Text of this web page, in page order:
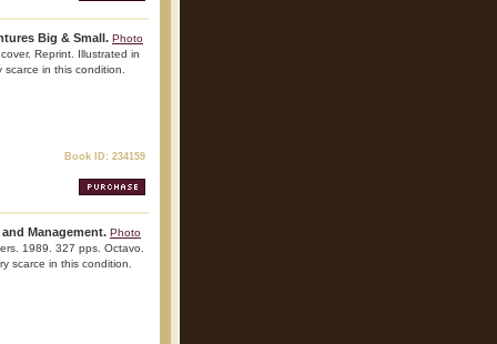
Big & Small. Photo
Reprint. Illustrated in
in this condition.
Book ID: 234159
Management. Photo
1989. 327 pps. Octavo.
scarce in this condition.